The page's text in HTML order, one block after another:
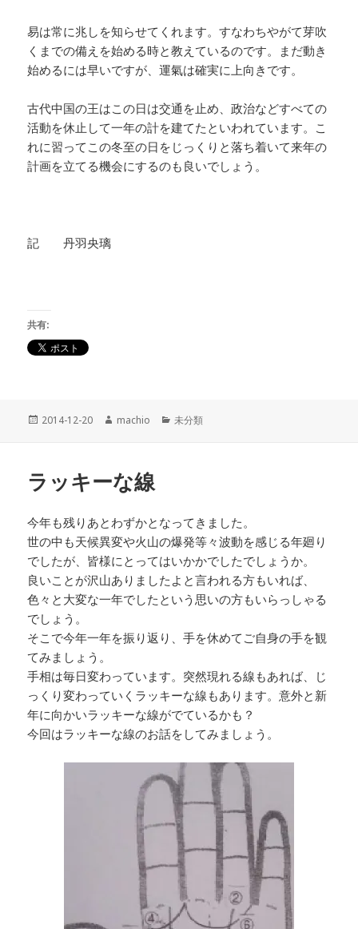
易は常に兆しを知らせてくれます。すなわちやがて芽吹
くまでの備えを始める時と教えているのです。まだ動き
始めるには早いですが、運氣は確実に上向きです。
古代中国の王はこの日は交通を止め、政治などすべての
活動を休止して一年の計を建てたといわれています。こ
れに習ってこの冬至の日をじっくりと落ち着いて来年の
計画を立てる機会にするのも良いでしょう。
記 丹羽央璃
共有:
投
2014-12-20
作
machio
カ
未分類
ラッキーな線
今年も残りあとわずかとなってきました。
世の中も天候異変や火山の爆発等々波動を感じる年廻り
でしたが、皆様にとってはいかかでしたでしょうか。
良いことが沢山ありましたよと言われる方もいれば、
色々と大変な一年でしたという思いの方もいらっしゃる
でしょう。
そこで今年一年を振り返り、手を休めてご自身の手を観
てみましょう。
手相は毎日変わっています。突然現れる線もあれば、じ
っくり変わっていくラッキーな線もあります。意外と新
年に向かいラッキーな線がでているかも？
今回はラッキーな線のお話をしてみましょう。